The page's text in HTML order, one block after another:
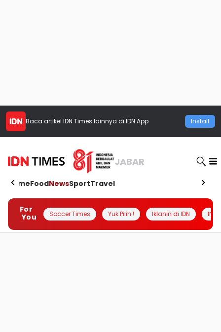
Baca artikel IDN Times lainnya di IDN App Install
JABAR
HomeFoodNewsSportTravel
For
You
Soccer Times Yuk Pilih ! Iklanin di IDN